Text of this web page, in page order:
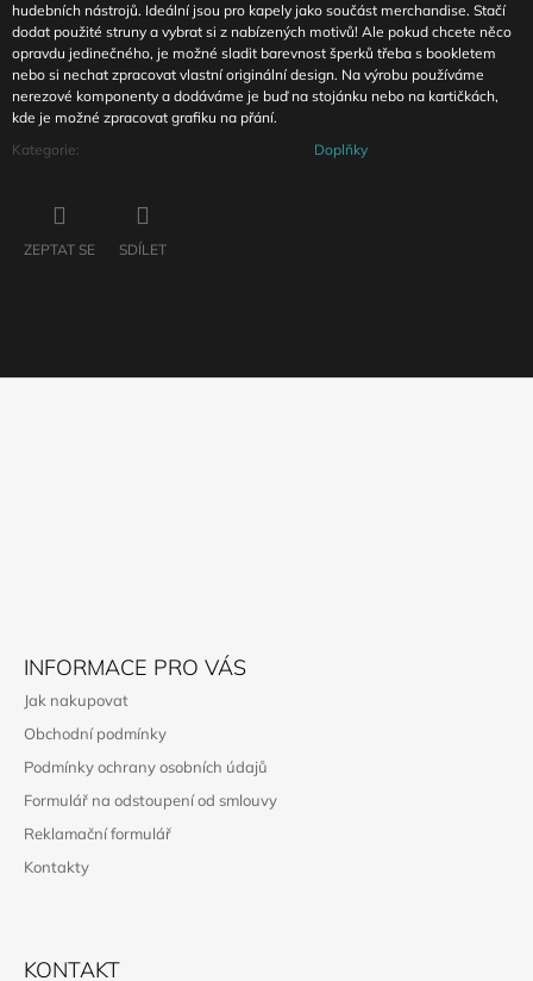
hudebních nástrojů. Ideální jsou pro kapely jako součást merchandise. Stačí
dodat použité struny a vybrat si z nabízených motivů! Ale pokud chcete něco
opravdu jedinečného, je možné sladit barevnost šperků třeba s bookletem
nebo si nechat zpracovat vlastní originální design. Na výrobu používáme
nerezové komponenty a dodáváme je buď na stojánku nebo na kartičkách,
kde je možné zpracovat grafiku na přání.
Kategorie: Doplňky
ZEPTAT SE SDÍLET
INFORMACE PRO VÁS
Jak nakupovat
Obchodní podmínky
Podmínky ochrany osobních údajů
Formulář na odstoupení od smlouvy
Reklamační formulář
Kontakty
KONTAKT